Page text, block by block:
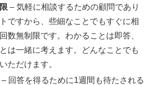
– 気軽に相談するための顧問であり
ですから、些細なことでもすぐに相
数無制限です。わかることは即答、
は一緒に考えます。どんなことでも
ただけます。
– 回答を得るために1週間も待たされる